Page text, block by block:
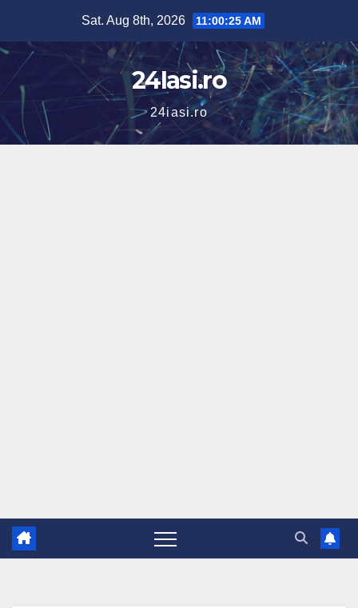
content
Sat. Aug 8th, 2026 11:00:26 AM
24Iasi.ro
24iasi.ro